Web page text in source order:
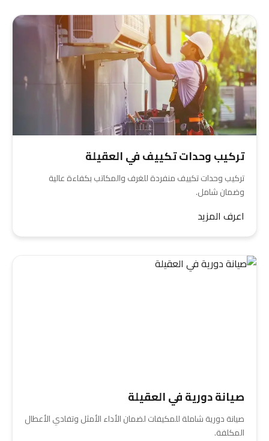
تركيب وحدات تكييف في العقيلة
تركيب وحدات تكييف منفردة للغرف والمكاتب بكفاءة عالية
وضمان شامل.
اعرف المزيد
صيانة دورية في العقيلة
صيانة دورية شاملة للمكيفات لضمان الأداء الأمثل وتفادي الأعطال
المكلفة.